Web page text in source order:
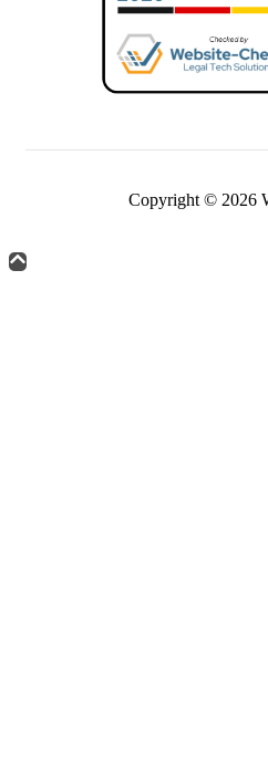
Copyright © 2026